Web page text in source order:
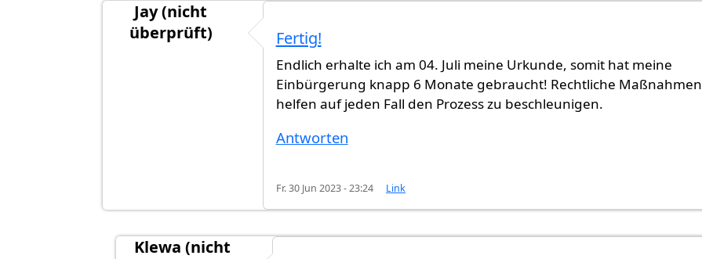
Jay (nicht
überprüft)
Vielleicht ist es sinnvoll...
Fertig!
Endlich erhalte ich am 04. Juli meine Urkunde, somit hat meine
Einbürgerung knapp 6 Monate gebraucht! Rechtliche Maßnahmen
helfen auf jeden Fall den Prozess zu beschleunigen.
Antworten
Fr. 30 Jun 2023 - 23:24 Link
Klewa (nicht